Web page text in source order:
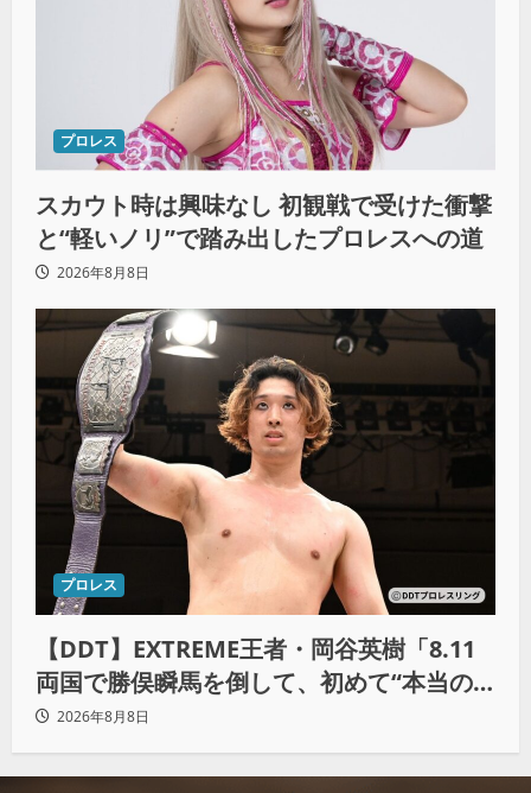
プロレス
スカウト時は興味なし 初観戦で受けた衝撃
と“軽いノリ”で踏み出したプロレスへの道
2026年8月8日
プロレス
【DDT】EXTREME王者・岡谷英樹「8.11
両国で勝俣瞬馬を倒して、初めて“本当の
王者”になれる」
2026年8月8日